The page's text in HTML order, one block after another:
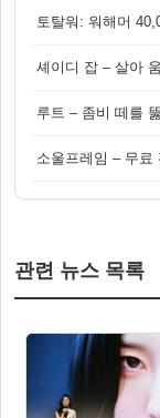
소울프레임 – 무료
관련 뉴스 목록